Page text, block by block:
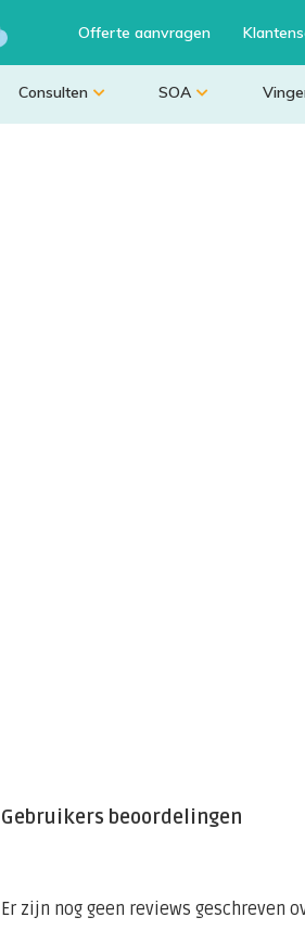
Offerte aanvragen
Consulten SOA
Gebruikers beoordelingen
Er zijn nog geen reviews geschreven